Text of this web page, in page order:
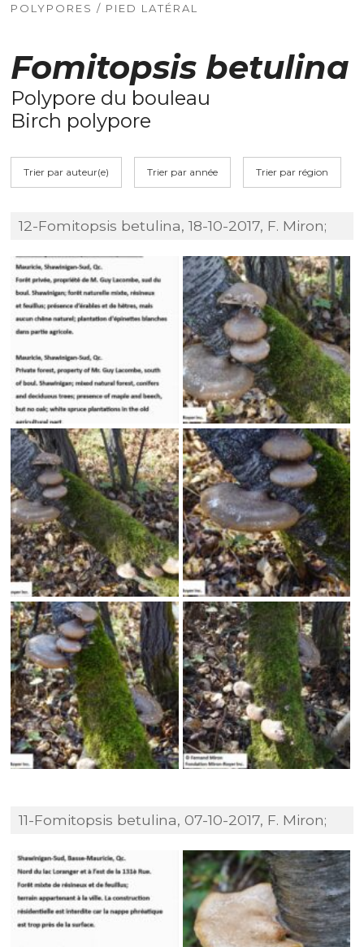
POLYPORES / PIED LATÉRAL
Fomitopsis betulina
Polypore du bouleau
Birch polypore
Trier par auteur(e) Trier par année Trier par région
12-Fomitopsis betulina, 18-10-2017, F. Miron;
11-Fomitopsis betulina, 07-10-2017, F. Miron;